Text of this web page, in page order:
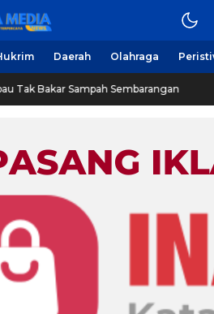
Harian Online
Daerah Olahraga
Bakar Sampah Sembarangan